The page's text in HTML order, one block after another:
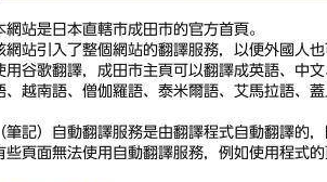
網站是日本直轄市成田市的官方首頁。
網站引入了整個網站的翻譯服務，以便外國人也
用谷歌翻譯，成田市主頁可以翻譯成英語、中
、越南語、僧伽羅語、泰米爾語、艾馬拉語、
（筆記）自動翻譯服務是由翻譯程式自動翻譯的
些頁面無法使用自動翻譯服務，例如使用程式的